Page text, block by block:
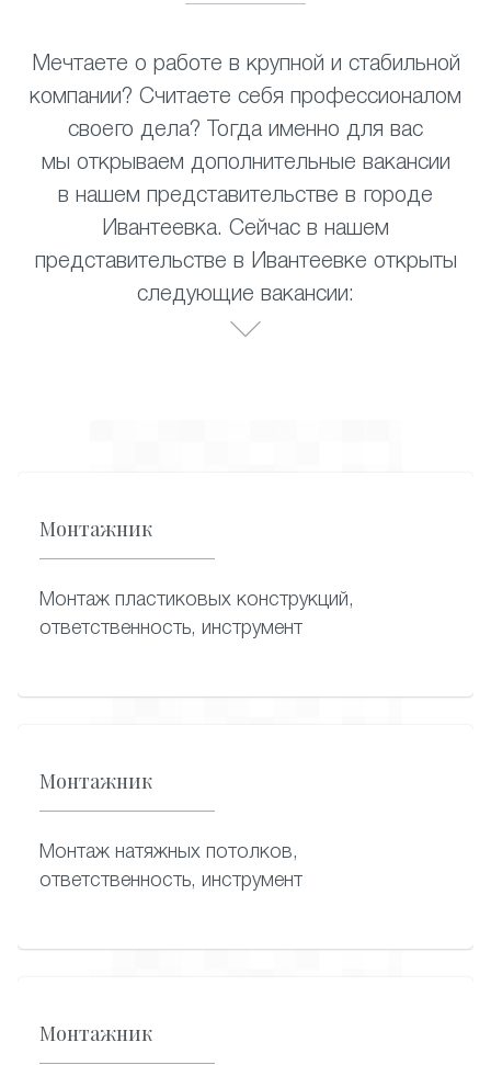
Мечтаете о работе в крупной и стабильной
компании? Считаете себя профессионалом
своего дела? Тогда именно для вас
мы открываем дополнительные вакансии
в нашем представительстве в городе
Ивантеевка. Сейчас в нашем
представительстве в Ивантеевке открыты
следующие вакансии:
Монтажник
Монтаж пластиковых конструкций,
ответственность, инструмент
Монтажник
Монтаж натяжных потолков,
ответственность, инструмент
Монтажник